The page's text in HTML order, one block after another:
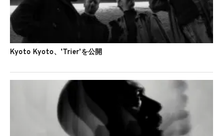
Kyoto Kyoto、'Trier'を公開